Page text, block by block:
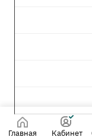
Главная Кабинет